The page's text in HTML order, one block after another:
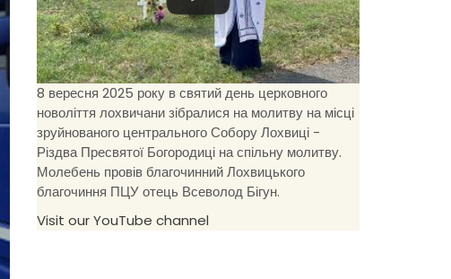
8 вересня 2025 року в святий день церковного
новоліття лохвичани зібралися на молитву на місці
зруйнованого центрального Собору Лохвиці -
Різдва Пресвятої Богородиці на спільну молитву.
Молебень провів благочинний Лохвицького
благочиння ПЦУ отець Всеволод Бігун.
Visit our YouTube channel